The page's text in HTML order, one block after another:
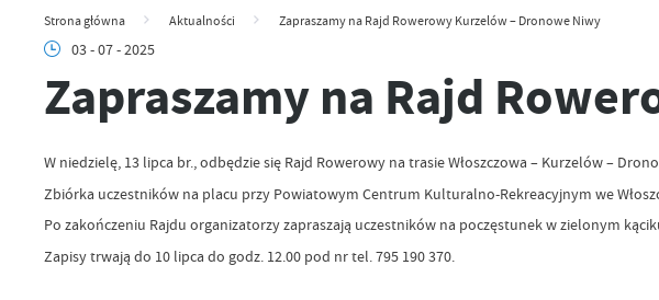
Strona główna Aktualności Zapraszamy na Rajd Rowerowy Kurzelów – Dronowe Niwy
03 - 07 - 2025
Zapraszamy na Rajd
W niedzielę, 13 lipca br., odbędzie się Rajd Rowerowy na trasie Włoszczowa – Kurzelów –
Zbiórka uczestników na placu przy Powiatowym Centrum Kulturalno-Rekreacyjnym we
Po zakończeniu Rajdu organizatorzy zapraszają uczestników na poczęstunek w zielonym
Zapisy trwają do 10 lipca do godz. 12.00 pod nr tel. 795 190 370.